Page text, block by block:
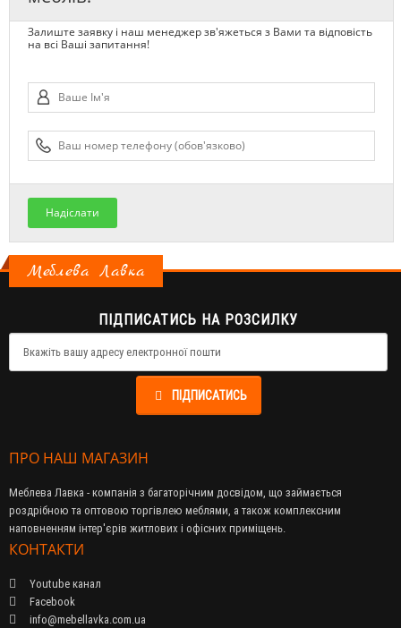
Залиште заявку і наш менеджер зв'яжеться з Вами та відповість
на всі Ваші запитання!
Надіслати
Меблева Лавка
ПІДПИСАТИСЬ НА РОЗСИЛКУ
ПІДПИСАТИСЬ
ПРО НАШ МАГАЗИН
Меблева Лавка - компанія з багаторічним досвідом, що займається
роздрібною та оптовою торгівлею меблями, а також комплексним
наповненням інтер'єрів житлових і офісних приміщень.
КОНТАКТИ
Youtube канал
Facebook
info@mebellavka.com.ua